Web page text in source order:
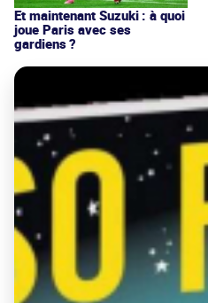
Et maintenant Suzuki : à quoi
joue Paris avec ses
gardiens ?